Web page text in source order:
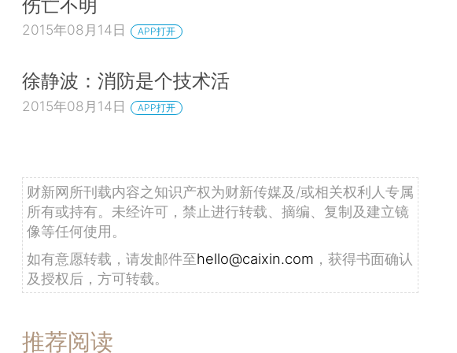
2015年08月14日 APP打开
徐静波：消防是个技术活
2015年08月14日 APP打开
财新网所刊载内容之知识产权为财新传媒及/或相关权利人专属
所有或持有。未经许可，禁止进行转载、摘编、复制及建立镜
像等任何使用。
如有意愿转载，请发邮件至hello@caixin.com ，获得书面确认
及授权后，方可转载。
推荐阅读